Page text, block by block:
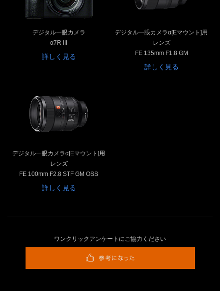
デジタル一眼カメラ
α7R III
詳しく見る
デジタル一眼カメラα[Eマウント]用
レンズ
FE 135mm F1.8 GM
詳しく見る
デジタル一眼カメラα[Eマウント]用
レンズ
FE 100mm F2.8 STF GM OSS
詳しく見る
ワンクリックアンケートにご協力ください